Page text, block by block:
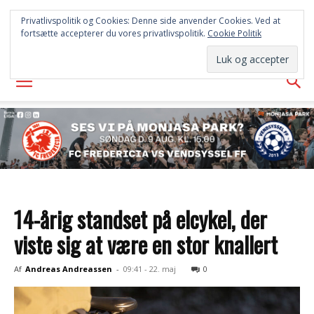
FREDERICIA
AVISEN
14-årig standset på elcykel, der
viste sig at være en stor knallert
Af Andreas Andreassen - 09:41 - 22. maj 0
Privatlivspolitik og Cookies: Denne side anvender Cookies. Ved at
fortsætte accepterer du vores privatlivspolitik. Cookie Politik